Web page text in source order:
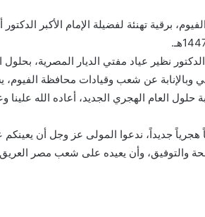
برقية تهنئة لفضيلة الإمام الأكبر
نظير عياد مفتي الديار المصرية، بحلول
وبالإنابة عن شعب وقيادات محافظة
حلول العام الهجري الجديد، أعاده الله علينا
جديداً، ندعوا المولى عز وجل أن يعينكم
والتوفيق، وأن يعيده على شعب مصر العريق،